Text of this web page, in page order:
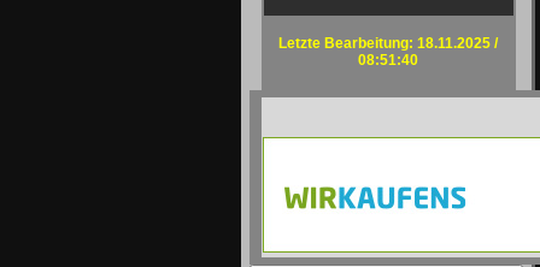
Letzte Bearbeitung: 18.11.2025 /
08:51:40